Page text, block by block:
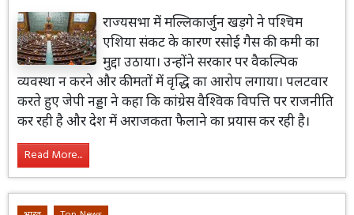
राज्यसभा में मल्लिकार्जुन खड़गे ने पश्चिम
एशिया संकट के कारण रसोई गैस की कमी का
मुद्दा उठाया। उन्होंने सरकार पर वैकल्पिक
व्यवस्था न करने और कीमतों में वृद्धि का आरोप लगाया। पलटवार
करते हुए जेपी नड्डा ने कहा कि कांग्रेस वैश्विक विपत्ति पर राजनीति
कर रही है और देश में अराजकता फैलाने का प्रयास कर रही है।
Read More...